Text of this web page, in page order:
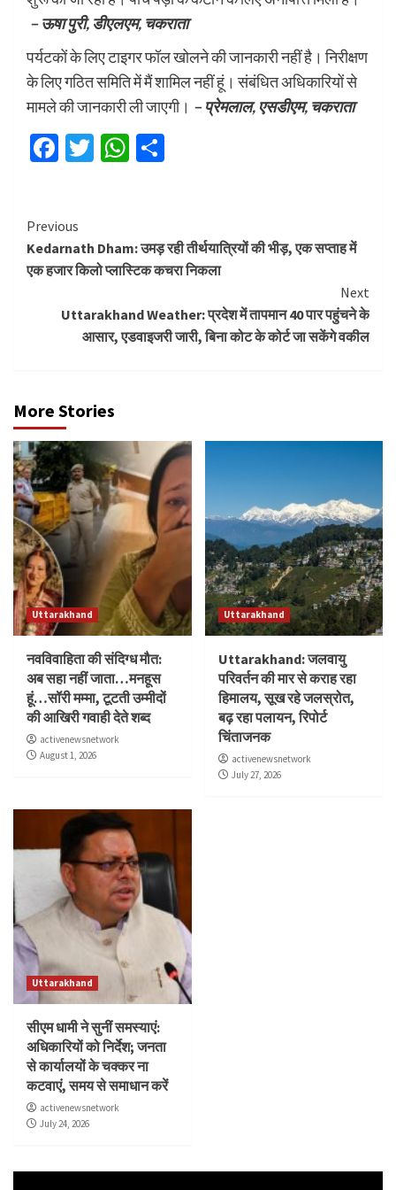
– ऊषा पुरी, डीएलएम, चकराता
पर्यटकों के लिए टाइगर फॉल खोलने की जानकारी नहीं है। निरीक्षण
के लिए गठित समिति में मैं शामिल नहीं हूं। संबंधित अधिकारियों से
मामले की जानकारी ली जाएगी। – प्रेमलाल, एसडीएम, चकराता
Facebook
TwitterWhatsApp
Continue
Reading
Previous
Kedarnath Dham: उमड़ रही तीर्थयात्रियों की भीड़, एक सप्ताह में
एक हजार किलो प्लास्टिक कचरा निकला
Next
Uttarakhand Weather: प्रदेश में तापमान 40 पार पहुंचने के
आसार, एडवाइजरी जारी, बिना कोट के कोर्ट जा सकेंगे वकील
More Stories
Uttarakhand
नवविवाहिता की संदिग्ध मौत:
अब सहा नहीं जाता…मनहूस
हूं…सॉरी मम्मा, टूटती उम्मीदों
की आखिरी गवाही देते शब्द
activenewsnetwork
August 1, 2026
Uttarakhand
Uttarakhand: जलवायु
परिवर्तन की मार से कराह रहा
हिमालय, सूख रहे जलस्रोत,
बढ़ रहा पलायन, रिपोर्ट
चिंताजनक
activenewsnetwork
July 27, 2026
Uttarakhand
सीएम धामी ने सुनीं समस्याएं:
अधिकारियों को निर्देश; जनता
से कार्यालयों के चक्कर ना
कटवाएं, समय से समाधान करें
activenewsnetwork
July 24, 2026